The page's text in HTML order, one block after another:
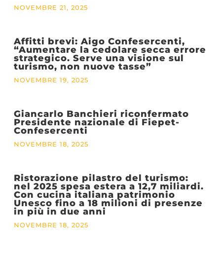
NOVEMBRE 21, 2025
Affitti brevi: Aigo Confesercenti,
“Aumentare la cedolare secca errore
strategico. Serve una visione sul
turismo, non nuove tasse”
NOVEMBRE 19, 2025
Giancarlo Banchieri riconfermato
Presidente nazionale di Fiepet-
Confesercenti
NOVEMBRE 18, 2025
Ristorazione pilastro del turismo:
nel 2025 spesa estera a 12,7 miliardi.
Con cucina italiana patrimonio
Unesco fino a 18 milioni di presenze
in più in due anni
NOVEMBRE 18, 2025